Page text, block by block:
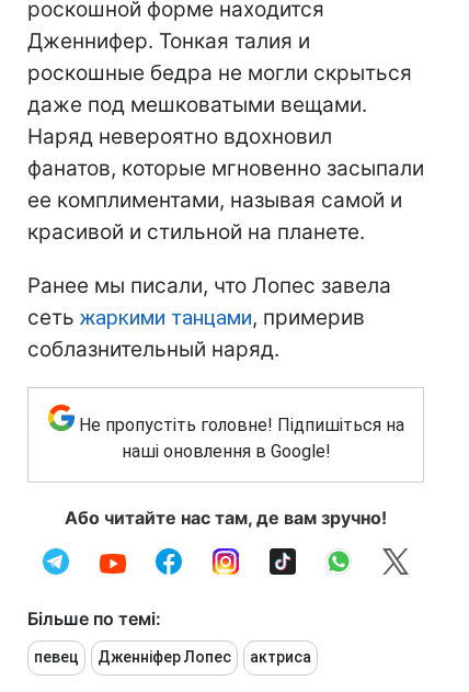
роскошной форме находится
Дженнифер. Тонкая талия и
роскошные бедра не могли скрыться
даже под мешковатыми вещами.
Наряд невероятно вдохновил
фанатов, которые мгновенно засыпали
ее комплиментами, называя самой и
красивой и стильной на планете.
Ранее мы писали, что Лопес завела
сеть жаркими танцами, примерив
соблазнительный наряд.
Не пропустіть головне! Підпишіться на
наші оновлення в Google!
Або читайте нас там, де вам зручно!
Більше по темі:
певец Дженніфер Лопес актриса